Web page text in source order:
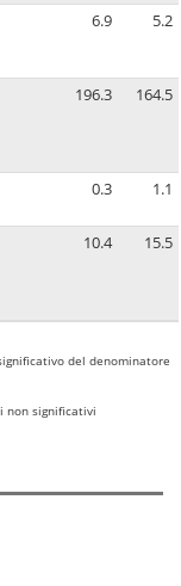
6.9 5.2
196.3 164.5
0.3 1.1
10.4 15.5
del denominatore
non significativi